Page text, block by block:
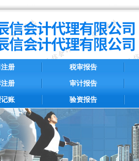
册
册
账
税审报告
审计报告
验资报告